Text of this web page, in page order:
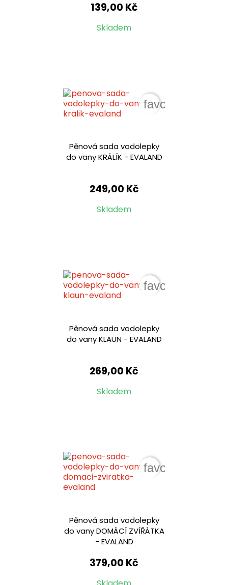
139,00 Kč
Skladem
Pěnová sada vodolepky
do vany KRÁLÍK - EVALAND
249,00 Kč
Skladem
favorite_border
Pěnová sada vodolepky
do vany KLAUN - EVALAND
269,00 Kč
Skladem
favorite_border
Pěnová sada vodolepky
do vany DOMÁCÍ ZVÍŘÁTKA
- EVALAND
379,00 Kč
favorite_border